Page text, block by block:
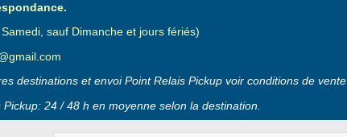
sauf Dimanche et jours fériés)
destinations et envoi Point Relais Pickup voir conditions de vente
24 / 48 h en moyenne selon la destination.